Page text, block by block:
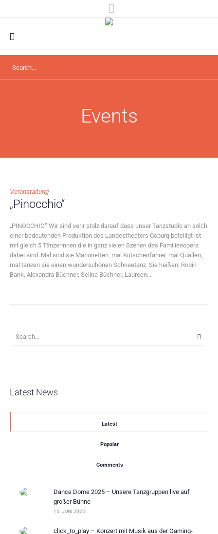
Events
Veranstaltung
„Pinocchio“
„PINOCCHIO“ Wir sind sehr stolz darauf dass unser Tanzstudio an solch
einer bedeutenden Produktion des Landestheaters Coburg beteiligt ist
mit gleich 5 Tänzerinnen die in ganz vielen Szenen des Familienopers
dabei sind. Mal sind sie Marionetten, mal Kutschenfahrer, mal Quallen,
mal tanzen sie einen wunderschönen Schneetanz. Sie heißen: Robin
Bank, Alexandra Büchner, Selina Büchner, Laureen...
Latest News
Latest
Popular
Comments
Dance Dome 2025 – Unsere Tanzgruppen live auf
großer Bühne
15. JUNI 2025
click_to_play – Konzert mit Musik aus der Gaming-